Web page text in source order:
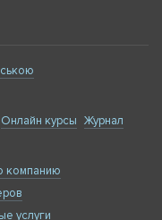
Онлайн курсы Журнал
компанию
услуги